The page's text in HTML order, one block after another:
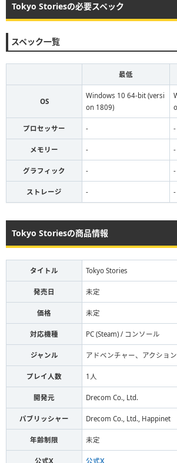
Tokyo Storiesの必要スペック
スペック一覧
最低
OS
Windows 10 64-bit (versi
on 1809)
プロセッサー - -
メモリー - -
グラフィック - -
ストレージ - -
Tokyo Storiesの商品情報
タイトル Tokyo Stories
発売日 未定
価格 未定
対応機種 PC (Steam) / コンソール
ジャンル アドベンチャー、アクション
プレイ人数 1人
開発元 Drecom Co., Ltd.
パブリッシャー Drecom Co., Ltd., Happinet
年齢制限 未定
公式X 公式X